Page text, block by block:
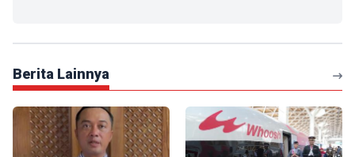
Berita Lainnya